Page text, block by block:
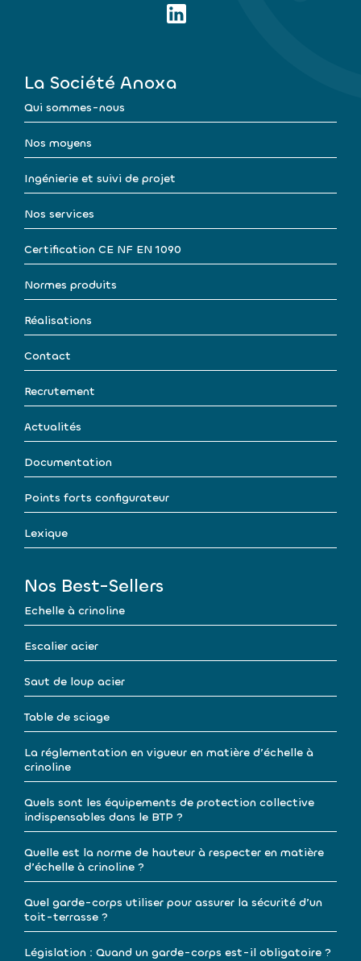
La Société Anoxa
Qui sommes-nous
Nos moyens
Ingénierie et suivi de projet
Nos services
Certification CE NF EN 1090
Normes produits
Réalisations
Contact
Recrutement
Actualités
Documentation
Points forts configurateur
Lexique
Nos Best-Sellers
Echelle à crinoline
Escalier acier
Saut de loup acier
Table de sciage
La réglementation en vigueur en matière d’échelle à
crinoline
Quels sont les équipements de protection collective
indispensables dans le BTP ?
Quelle est la norme de hauteur à respecter en matière
d’échelle à crinoline ?
Quel garde-corps utiliser pour assurer la sécurité d’un
toit-terrasse ?
Législation : Quand un garde-corps est-il obligatoire ?